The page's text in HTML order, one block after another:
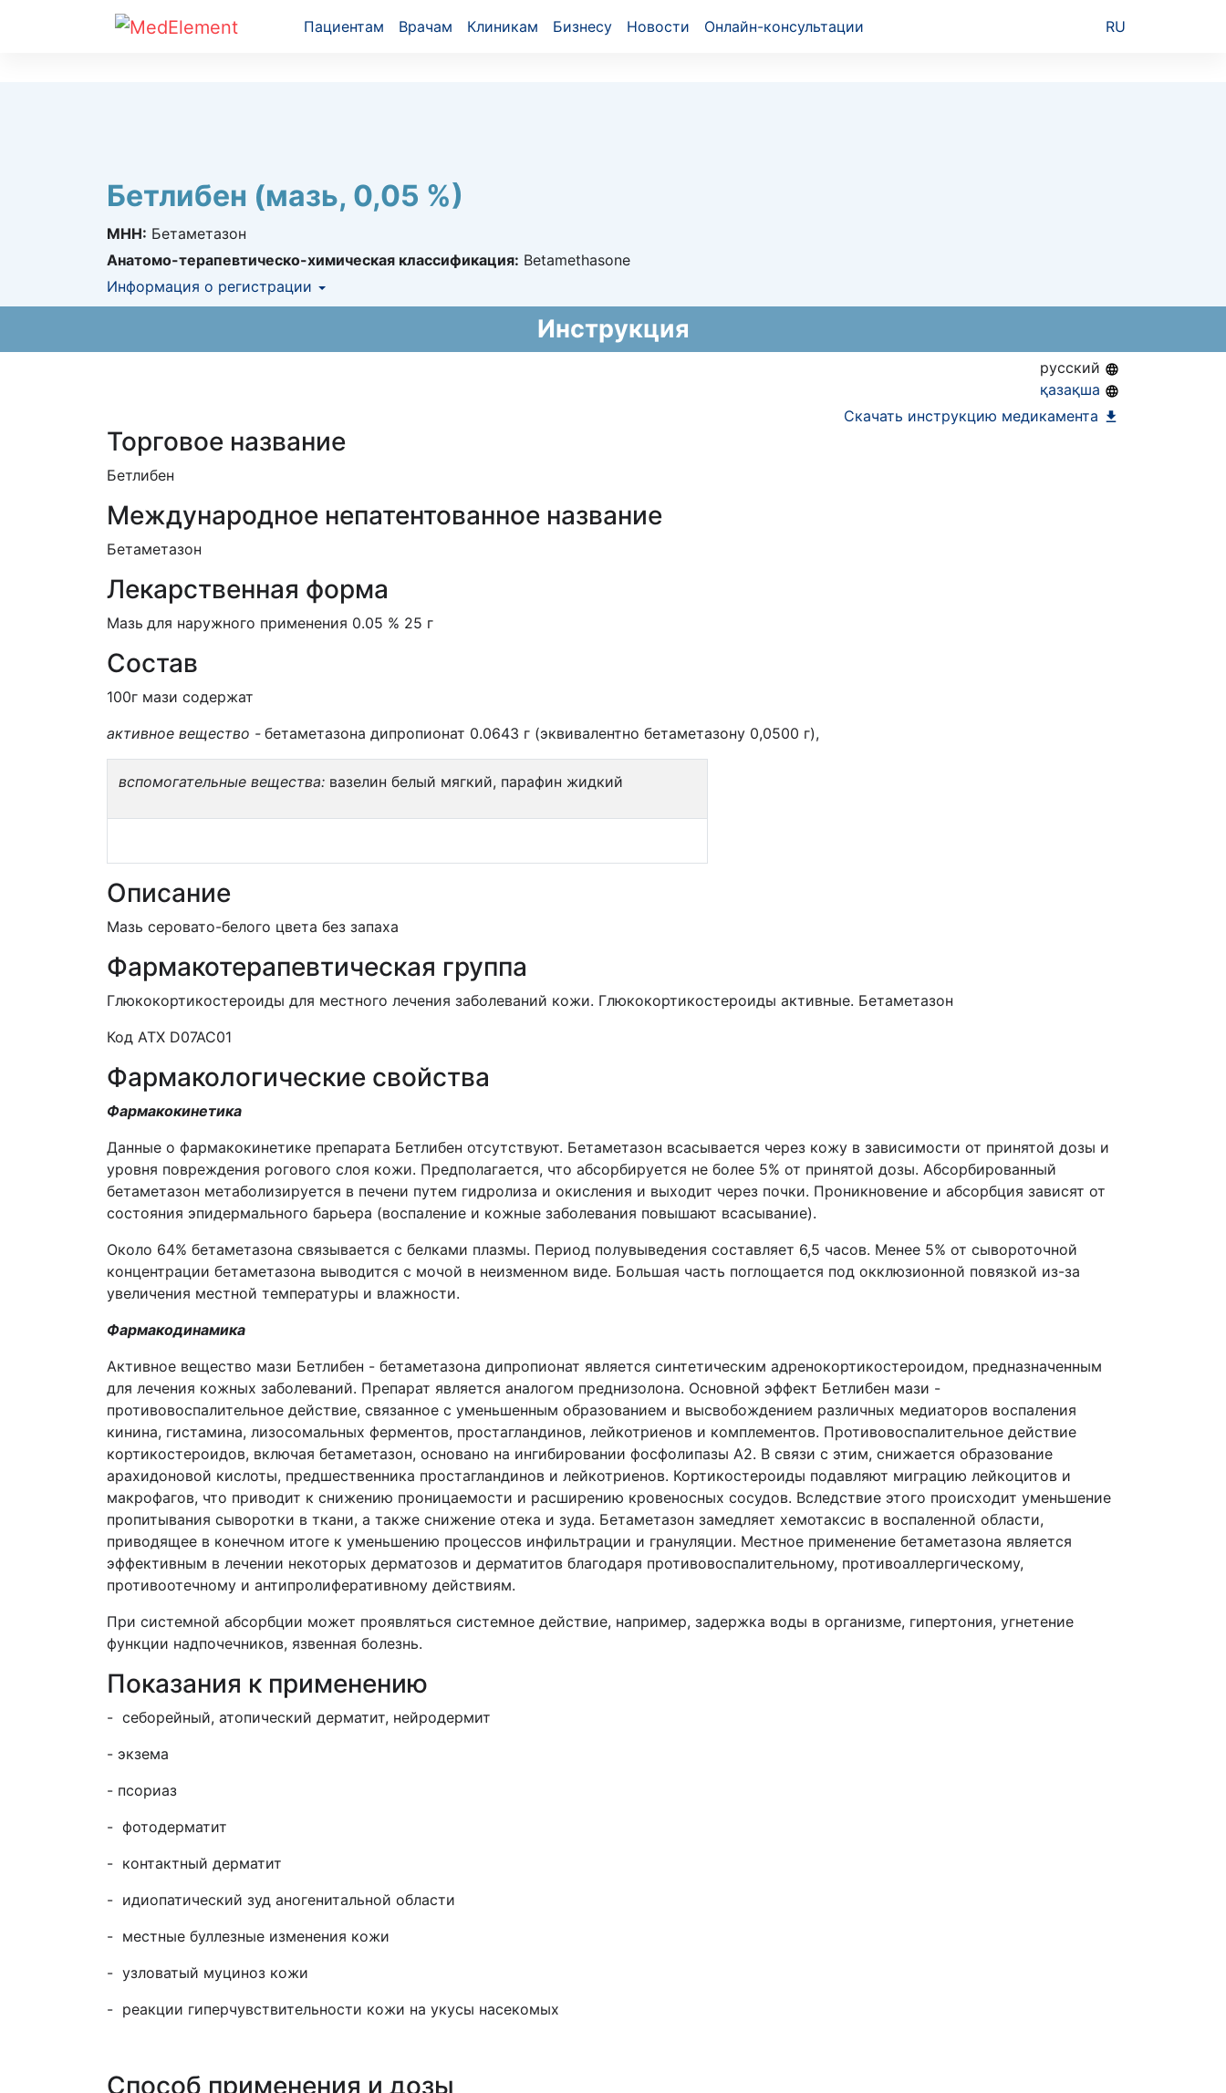
Пациентам Врачам Клиникам Бизнесу Новости Онлайн-консультации RU
Бетлибен (мазь, 0,05 %)
МНН: Бетаметазон
Анатомо-терапевтическо-химическая классификация: Betamethasone
Информация о регистрации
Инструкция
русский
қазақша
Скачать инструкцию медикамента
Торговое название
Бетлибен
Международное непатентованное название
Бетаметазон
Лекарственная форма
Мазь для наружного применения 0.05 % 25 г
Состав
100г мази содержат
активное вещество - бетаметазона дипропионат 0.0643 г (эквивалентно бетаметазону 0,0500 г),
вспомогательные вещества: вазелин белый мягкий, парафин жидкий
Описание
Мазь серовато-белого цвета без запаха
Фармакотерапевтическая группа
Глюкокортикостероиды для местного лечения заболеваний кожи. Глюкокортикостероиды активные. Бетаметазон
Код АТХ D07AC01
Фармакологические свойства
Фармакокинетика
Данные о фармакокинетике препарата Бетлибен отсутствуют. Бетаметазон всасывается через кожу в зависимости от принятой дозы и
уровня повреждения рогового слоя кожи. Предполагается, что абсорбируется не более 5% от принятой дозы. Абсорбированный
бетаметазон метаболизируется в печени путем гидролиза и окисления и выходит через почки. Проникновение и абсорбция зависят от
состояния эпидермального барьера (воспаление и кожные заболевания повышают всасывание).
Около 64% бетаметазона связывается с белками плазмы. Период полувыведения составляет 6,5 часов. Менее 5% от сывороточной
концентрации бетаметазона выводится с мочой в неизменном виде. Большая часть поглощается под окклюзионной повязкой из-за
увеличения местной температуры и влажности.
Фармакодинамика
Активное вещество мази Бетлибен - бетаметазона дипропионат является синтетическим адренокортикостероидом, предназначенным
для лечения кожных заболеваний. Препарат является аналогом преднизолона. Основной эффект Бетлибен мази -
противовоспалительное действие, связанное с уменьшенным образованием и высвобождением различных медиаторов воспаления
кинина, гистамина, лизосомальных ферментов, простагландинов, лейкотриенов и комплементов. Противовоспалительное действие
кортикостероидов, включая бетаметазон, основано на ингибировании фосфолипазы А2. В связи с этим, снижается образование
арахидоновой кислоты, предшественника простагландинов и лейкотриенов. Кортикостероиды подавляют миграцию лейкоцитов и
макрофагов, что приводит к снижению проницаемости и расширению кровеносных сосудов. Вследствие этого происходит уменьшение
пропитывания сыворотки в ткани, а также снижение отека и зуда. Бетаметазон замедляет хемотаксис в воспаленной области,
приводящее в конечном итоге к уменьшению процессов инфильтрации и грануляции. Местное применение бетаметазона является
эффективным в лечении некоторых дерматозов и дерматитов благодаря противовоспалительному, противоаллергическому,
противоотечному и антипролиферативному действиям.
При системной абсорбции может проявляться системное действие, например, задержка воды в организме, гипертония, угнетение
функции надпочечников, язвенная болезнь.
Показания к применению
- себорейный, атопический дерматит, нейродермит
- экзема
- псориаз
- фотодерматит
- контактный дерматит
- идиопатический зуд аногенитальной области
- местные буллезные изменения кожи
- узловатый муциноз кожи
- реакции гиперчувствительности кожи на укусы насекомых
Способ применения и дозы